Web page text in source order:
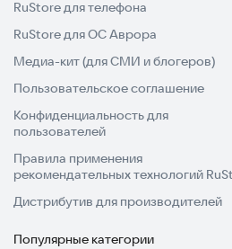
RuStore для телефона
RuStore для ОС Аврора
Медиа-кит (для СМИ и блогеров)
Пользовательское соглашение
Конфиденциальность для
пользователей
Правила применения
рекомендательных технологий
Дистрибутив для производителей
Популярные категории